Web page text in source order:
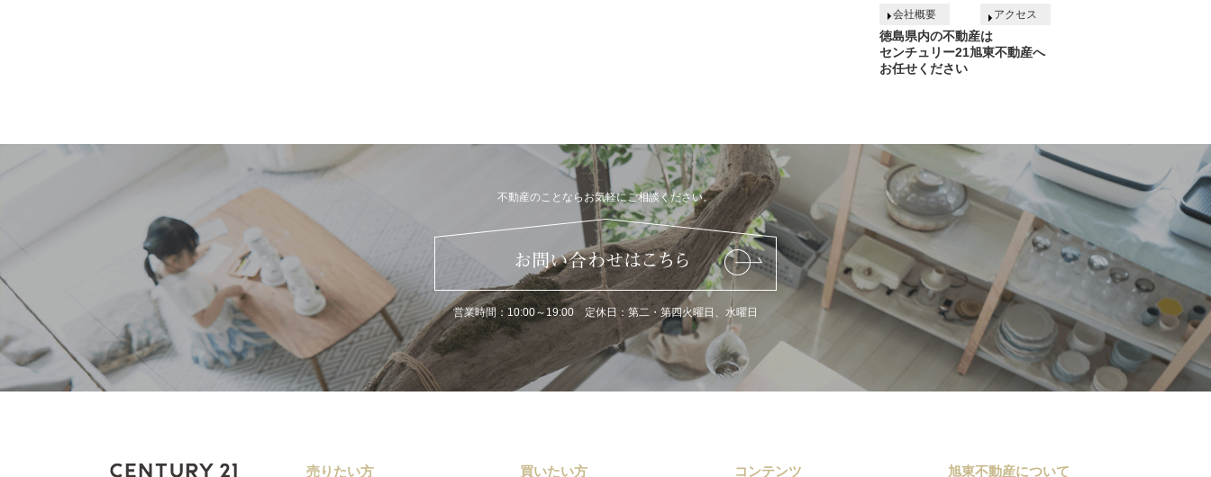
会社概要
アクセス
徳島県内の不動産は
センチュリー21旭東不動産へ
お任せください
不動産のことならお気軽にご相談ください。
営業時間：10:00～19:00 定休日：第二・第四火曜日、水曜日
売りたい方 買いたい方 コンテンツ 旭東不動産について